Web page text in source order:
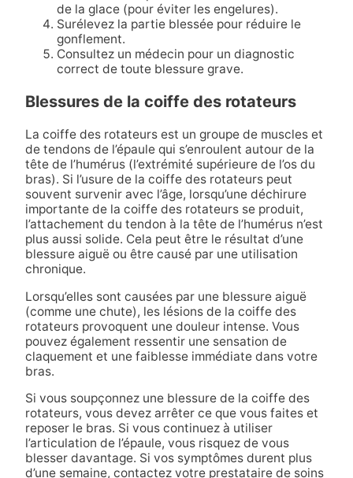
de la glace (pour éviter les engelures).
Surélevez la partie blessée pour réduire le
gonflement.
Consultez un médecin pour un diagnostic
correct de toute blessure grave.
Blessures de la coiffe des rotateurs
La coiffe des rotateurs est un groupe de muscles et
de tendons de l’épaule qui s’enroulent autour de la
tête de l’humérus (l’extrémité supérieure de l’os du
bras). Si l’usure de la coiffe des rotateurs peut
souvent survenir avec l’âge, lorsqu’une déchirure
importante de la coiffe des rotateurs se produit,
l’attachement du tendon à la tête de l’humérus n’est
plus aussi solide. Cela peut être le résultat d’une
blessure aiguë ou être causé par une utilisation
chronique.
Lorsqu’elles sont causées par une blessure aiguë
(comme une chute), les lésions de la coiffe des
rotateurs provoquent une douleur intense. Vous
pouvez également ressentir une sensation de
claquement et une faiblesse immédiate dans votre
bras.
Si vous soupçonnez une blessure de la coiffe des
rotateurs, vous devez arrêter ce que vous faites et
reposer le bras. Si vous continuez à utiliser
l’articulation de l’épaule, vous risquez de vous
blesser davantage. Si vos symptômes durent plus
d’une semaine, contactez votre prestataire de soins